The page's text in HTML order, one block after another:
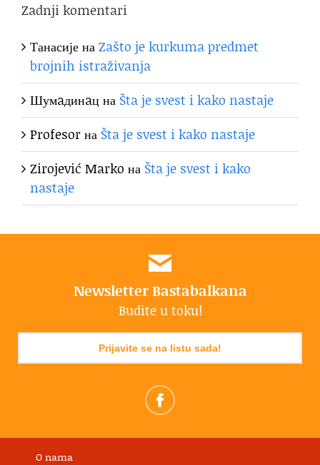
Zadnji komentari
ТанасијенаZašto je kurkuma predmet
brojnih istraživanja
Шумaдинaцна Šta je svest i kako nastaje
Profesorна Šta je svest i kako nastaje
Zirojević Marko на Šta je svest i kako
nastaje
Newsletter Bastabalkana
Budite u toku!
Prijavite se na listu sada!
O nama